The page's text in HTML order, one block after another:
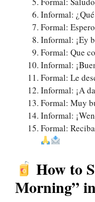
Informal:
Formal:
Informal: ¡Ey
Formal: Que
Informal:
Formal: Le
Informal: ¡A
Formal: Muy
Informal:
Formal:
How to
Morning”